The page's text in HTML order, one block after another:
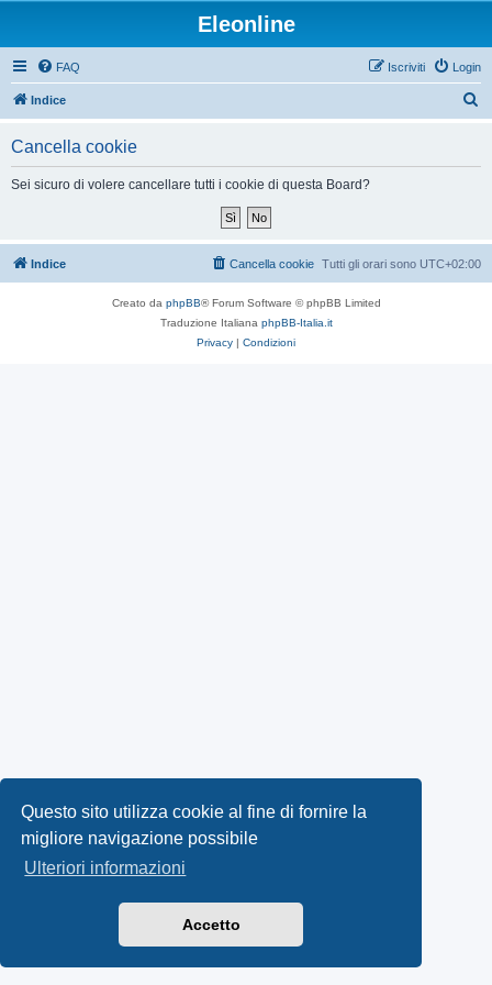
Questo sito utilizza cookie al fine di fornire la
migliore navigazione possibile
Ulteriori informazioni
Accetto
Eleonline
FAQ Login
Iscriviti
Indice
Cancella cookie
Sei sicuro di volere cancellare tutti i cookie di questa Board?
Indice Tutti gli orari sono UTC+02:00
Cancella cookie
Creato da phpBB® Forum Software © phpBB Limited
Traduzione Italiana phpBB-Italia.it
Privacy | Condizioni